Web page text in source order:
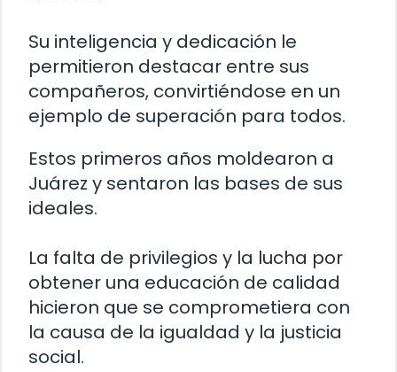
Su inteligencia y dedicación le
permitieron destacar entre sus
compañeros, convirtiéndose en un
ejemplo de superación para todos.
Estos primeros años moldearon a
Juárez y sentaron las bases de sus
ideales.
La falta de privilegios y la lucha por
obtener una educación de calidad
hicieron que se comprometiera con
la causa de la igualdad y la justicia
social.